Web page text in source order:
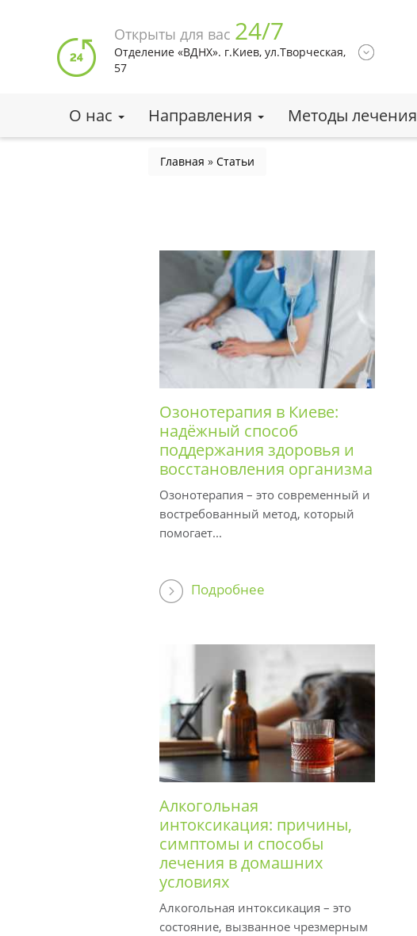
содержанию
Открыты для вас 24/7
Отделение «ВДНХ». г.Киев, ул.Творческая,
57
О нас Направления Методы лечения
Вы
Главная » Статьи
Озонотерапия в Киеве:
надёжный способ
поддержания здоровья и
восстановления организма
Озонотерапия – это современный и
востребованный метод, который
помогает...
Подробнее
Алкогольная
интоксикация: причины,
симптомы и способы
лечения в домашних
условиях
Алкогольная интоксикация – это
состояние, вызванное чрезмерным